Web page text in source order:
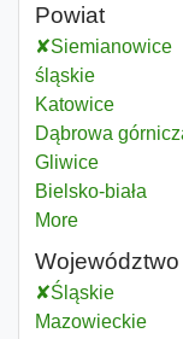
Powiat
Siemianowice
śląskiePowiat
KatowicePowiat
Dąbrowa
GliwicePowiat
Bielsko-biała
Moredistricts
Województwo
Śląskie
Mazowieckie